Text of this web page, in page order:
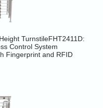
TurnstileFHT2411D:
Control System
Fingerprint and RFID